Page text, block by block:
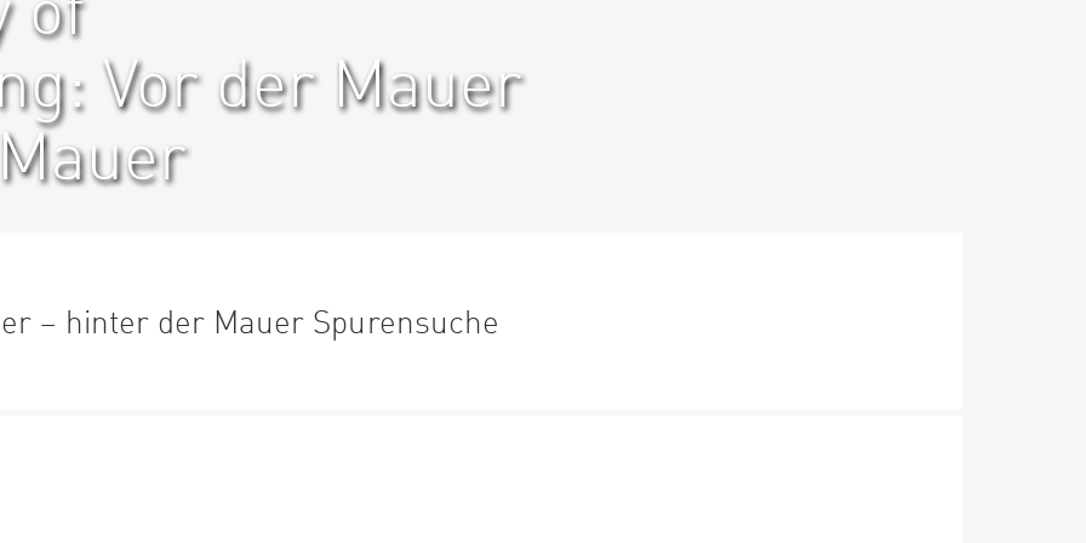
of
Vor der Mauer
– hinter der Mauer Spurensuche